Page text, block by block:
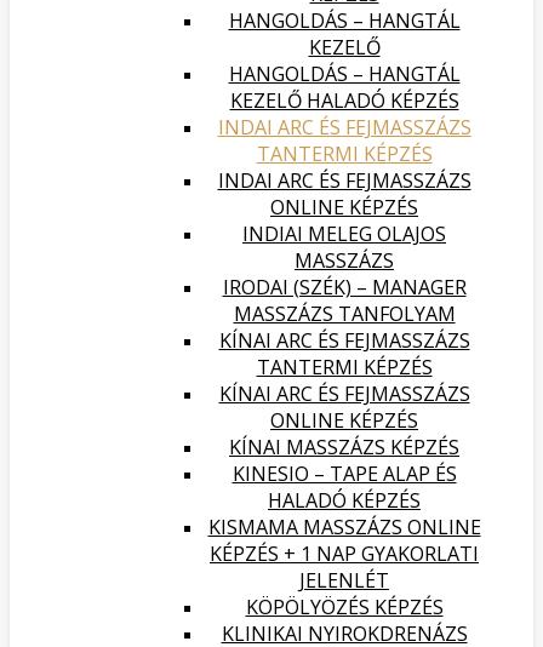
HANGOLDÁS – HANGTÁL
KEZELŐ
HANGOLDÁS – HANGTÁL
KEZELŐ HALADÓ KÉPZÉS
INDAI ARC ÉS FEJMASSZÁZS
TANTERMI KÉPZÉS
INDAI ARC ÉS FEJMASSZÁZS
ONLINE KÉPZÉS
INDIAI MELEG OLAJOS
MASSZÁZS
IRODAI (SZÉK) – MANAGER
MASSZÁZS TANFOLYAM
KÍNAI ARC ÉS FEJMASSZÁZS
TANTERMI KÉPZÉS
KÍNAI ARC ÉS FEJMASSZÁZS
ONLINE KÉPZÉS
KÍNAI MASSZÁZS KÉPZÉS
KINESIO – TAPE ALAP ÉS
HALADÓ KÉPZÉS
KISMAMA MASSZÁZS ONLINE
KÉPZÉS + 1 NAP GYAKORLATI
JELENLÉT
KÖPÖLYÖZÉS KÉPZÉS
KLINIKAI NYIROKDRENÁZS